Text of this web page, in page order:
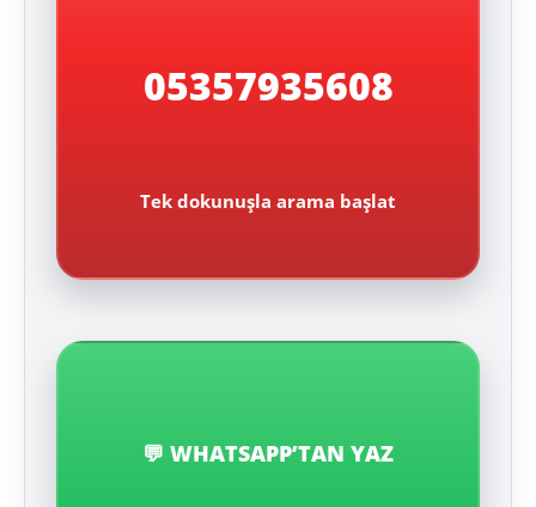
05357935608
Tek dokunuşla arama başlat
💬 WHATSAPP’TAN YAZ